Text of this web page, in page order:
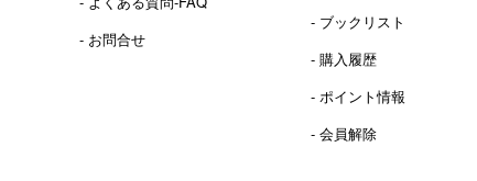
- お問合せ
- ブックリスト
- 購入履歴
- ポイント情報
- 会員解除